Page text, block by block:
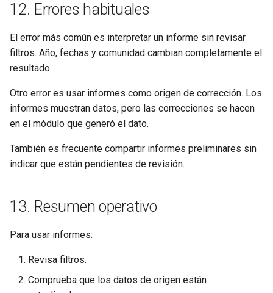
12. Errores habituales
El error más común es interpretar un informe sin revisar
filtros. Año, fechas y comunidad cambian completamente el
resultado.
Otro error es usar informes como origen de corrección. Los
informes muestran datos, pero las correcciones se hacen
en el módulo que generó el dato.
También es frecuente compartir informes preliminares sin
indicar que están pendientes de revisión.
13. Resumen operativo
Para usar informes:
Revisa filtros.
Comprueba que los datos de origen están